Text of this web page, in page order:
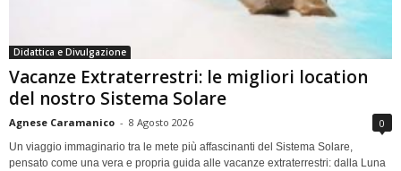
Didattica e Divulgazione
Vacanze Extraterrestri: le migliori location
del nostro Sistema Solare
Agnese Caramanico - 8 Agosto 2026 0
Un viaggio immaginario tra le mete più affascinanti del Sistema Solare,
pensato come una vera e propria guida alle vacanze extraterrestri: dalla Luna